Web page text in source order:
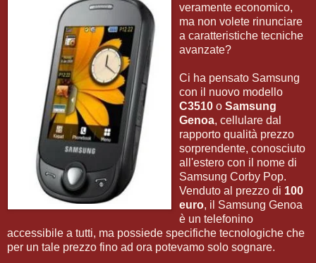
veramente economico,
ma non volete rinunciare
a caratteristiche tecniche
avanzate?
Ci ha pensato Samsung
con il nuovo modello
C3510 o Samsung
Genoa, cellulare dal
rapporto qualità prezzo
sorprendente, conosciuto
all'estero con il nome di
Samsung Corby Pop.
Venduto al prezzo di 100
euro, il Samsung Genoa
è un telefonino
accessibile a tutti, ma possiede specifiche tecnologiche che
per un tale prezzo fino ad ora potevamo solo sognare.